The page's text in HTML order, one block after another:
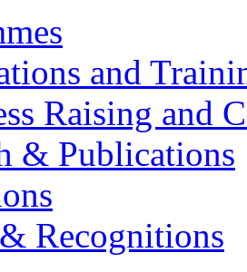
and
Raising and
& Publications
Recognitions